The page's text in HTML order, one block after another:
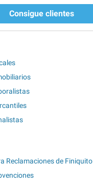
Consigue clientes
Reclamaciones de Finiquito